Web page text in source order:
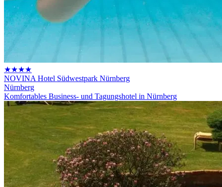
★★★★
NOVINA Hotel Südwestpark Nürnberg
Nürnberg
Komfortables Business- und Tagungshotel in Nürnberg